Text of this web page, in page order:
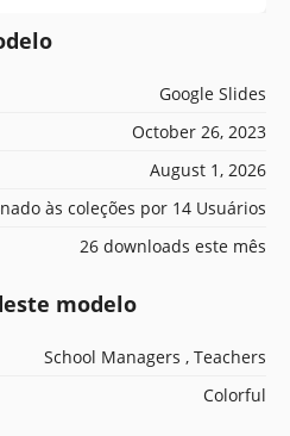
Google Slides
October 26, 2023
August 1, 2026
às coleções por 14 Usuários
26 downloads este mês
modelo
School Managers , Teachers
Colorful